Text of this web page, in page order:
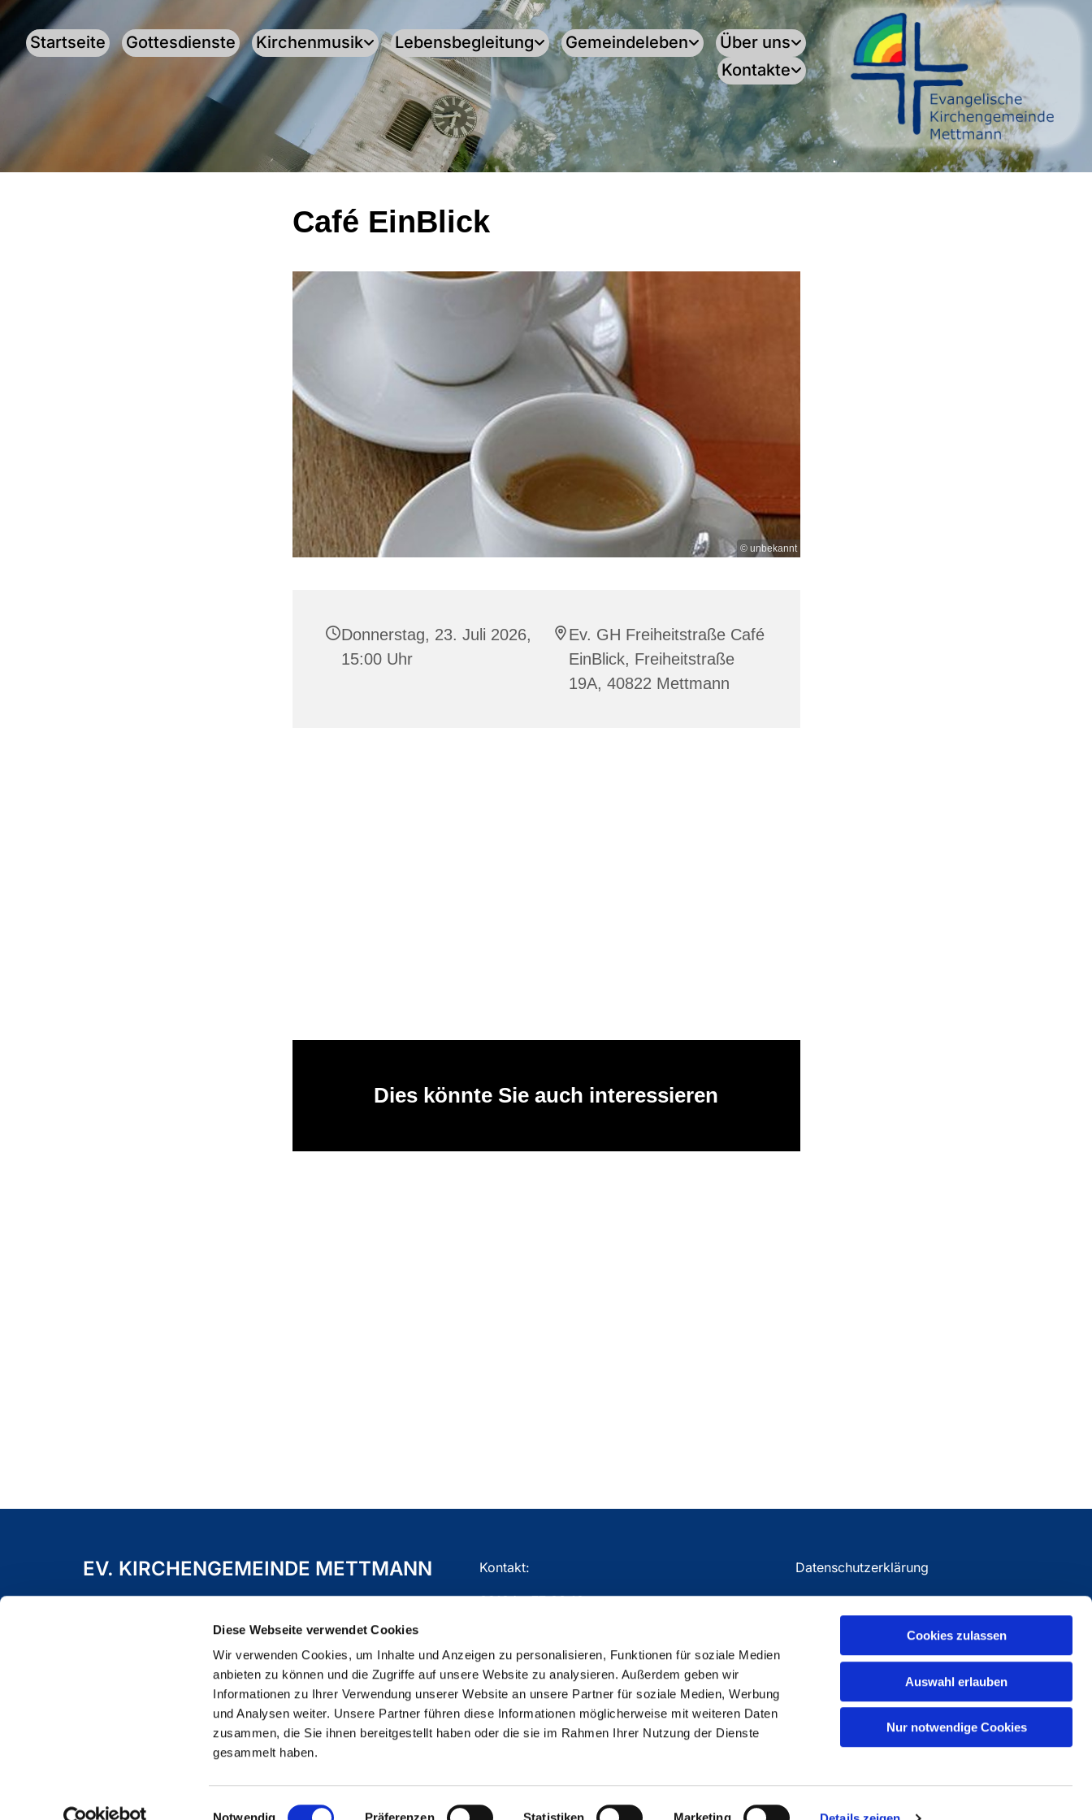
Diese Webseite verwendet Cookies
Wir verwenden Cookies, um Inhalte und Anzeigen zu personalisieren, Funktionen für soziale Medien
anbieten zu können und die Zugriffe auf unsere Website zu analysieren. Außerdem geben wir
Informationen zu Ihrer Verwendung unserer Website an unsere Partner für soziale Medien, Werbung
und Analysen weiter. Unsere Partner führen diese Informationen möglicherweise mit weiteren Daten
zusammen, die Sie ihnen bereitgestellt haben oder die sie im Rahmen Ihrer Nutzung der Dienste
gesammelt haben.
Einwilligungsauswahl
Notwendig Präferenzen Statistiken Marketing
Cookies zulassen
Auswahl erlauben
Nur notwendige Cookies
Startseite Gottesdienste Kirchenmusik Lebensbegleitung Gemeindeleben
Über uns
Kontakte
.
Café EinBlick
© unbekannt
Donnerstag, 23. Juli 2026,
15:00 Uhr
Ev. GH Freiheitstraße Café
EinBlick, Freiheitstraße
19A, 40822 Mettmann
Dies könnte Sie auch interessieren
EV. KIRCHENGEMEINDE METTMANN Kontakt:
02104 - 77 03 10
Datenschutzerklärung
Impressum
ChurchDesk-Login